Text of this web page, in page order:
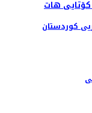
کوردستان